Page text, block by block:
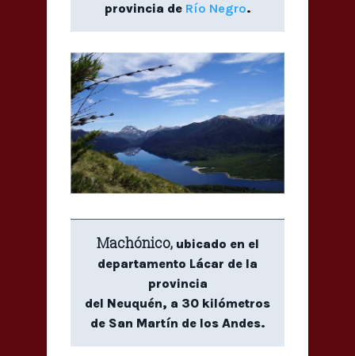
provincia de Río Negro.
Machónico, ubicado en el
departamento Lácar de la
provincia
del Neuquén, a 30 kilómetros
de San Martín de los Andes.